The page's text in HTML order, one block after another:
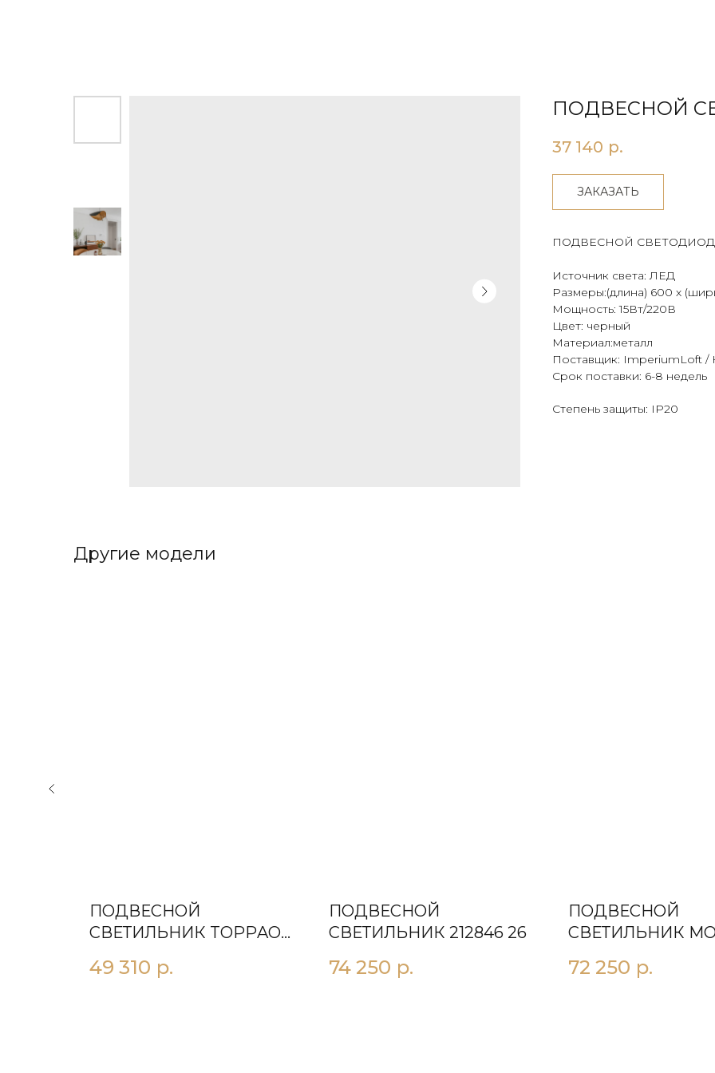
ПОДВЕСНОЙ
37 140 р.
ЗАКАЗАТЬ
ПОДВЕСНОЙ
Источник света: ЛЕД
Размеры:(длина) 600 х
Мощность: 15Вт/220В
Цвет: черный
Материал:металл
Поставщик: ImperiumLoft /
Срок поставки: 6-8 недель
Степень защиты: IP20
Другие модели
ПОДВЕСНОЙ
СВЕТИЛЬНИК TOРРAO
49 310 р.
ПОДВЕСНОЙ
СВЕТИЛЬНИК 212846 26
74 250 р.
ПОДВЕСНОЙ
СВЕТИЛЬНИК
72 250 р.